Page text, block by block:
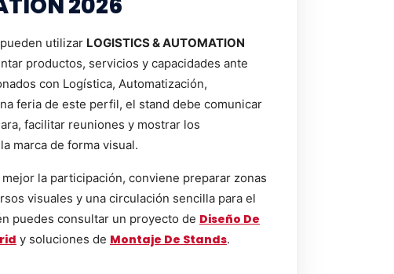
utilizar LOGISTICS & AUTOMATION
productos, servicios y capacidades ante
con Logística, Automatización,
feria de este perfil, el stand debe comunicar
facilitar reuniones y mostrar los
marca de forma visual.
la participación, conviene preparar zonas
visuales y una circulación sencilla para el
puedes consultar un proyecto de Diseño De
y soluciones de Montaje De Stands.